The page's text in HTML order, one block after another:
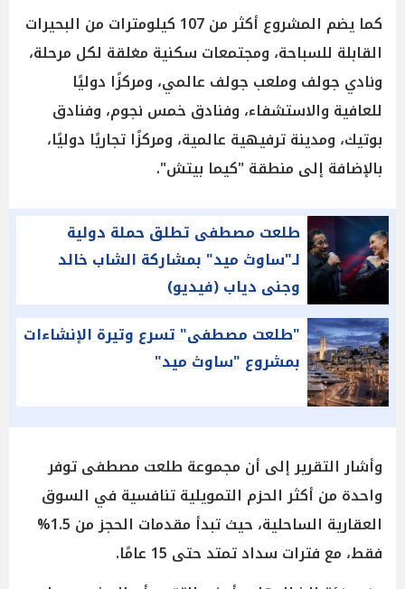
كما يضم المشروع أكثر من 107 كيلومترات من البحيرات
القابلة للسباحة، ومجتمعات سكنية مغلقة لكل مرحلة،
ونادي جولف وملعب جولف عالمي، ومركزًا دوليًا
للعافية والاستشفاء، وفنادق خمس نجوم، وفنادق
بوتيك، ومدينة ترفيهية عالمية، ومركزًا تجاريًا دوليًا،
بالإضافة إلى منطقة "كيما بيتش".
طلعت مصطفى تطلق حملة دولية
لـ"ساوث ميد" بمشاركة الشاب خالد
وجنى دياب (فيديو)
"طلعت مصطفى" تسرع وتيرة الإنشاءات
بمشروع "ساوث ميد"
وأشار التقرير إلى أن مجموعة طلعت مصطفى توفر
واحدة من أكثر الحزم التمويلية تنافسية في السوق
العقارية الساحلية، حيث تبدأ مقدمات الحجز من 1.5%
فقط، مع فترات سداد تمتد حتى 15 عامًا.